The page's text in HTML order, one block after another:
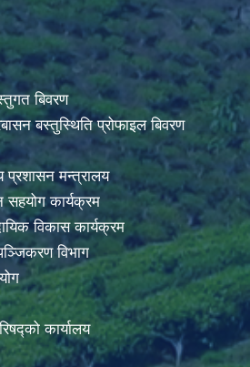
बिवरण
बस्तुस्थिति प्रोफाइल बिवरण
प्रशासन मन्त्रालय
सहयोग कार्यक्रम
विकास कार्यक्रम
विभाग
कार्यालय